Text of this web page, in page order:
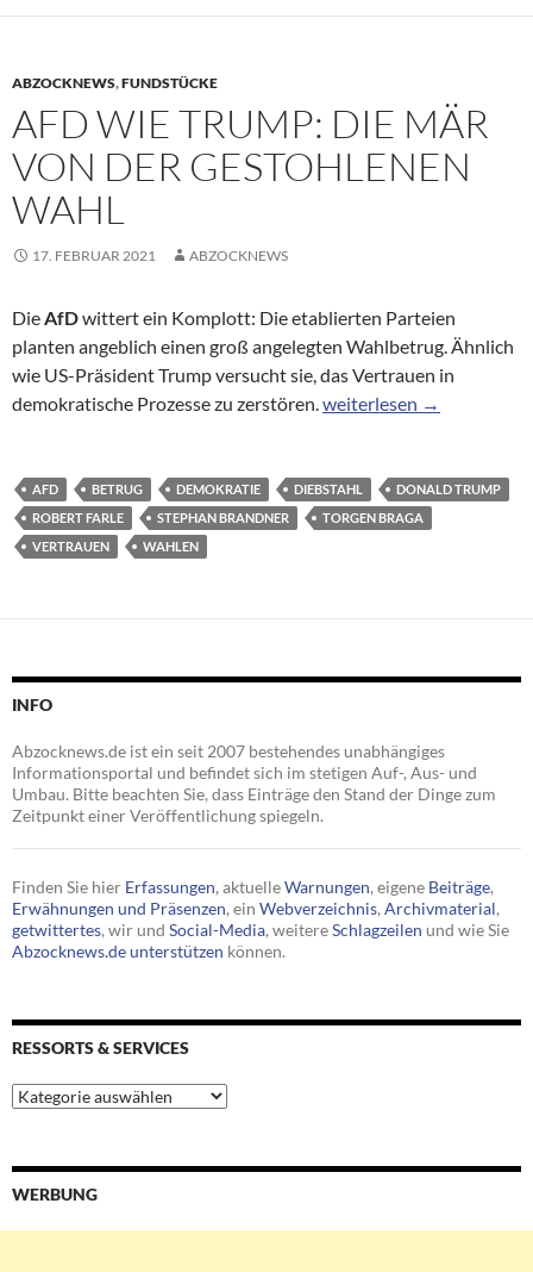
ABZOCKNEWS,FUNDSTÜCKE
AFD WIE TRUMP: DIE MÄR
VON DER GESTOHLENEN
WAHL
17. FEBRUAR 2021 ABZOCKNEWS
DieAfDwittert ein Komplott: Die etablierten Parteien
planten angeblich einen groß angelegten Wahlbetrug. Ähnlich
wie US-Präsident Trump versucht sie, das Vertrauen in
demokratische Prozesse zu zerstören.AfD wie Trump: Die Mär
weiterlesen →
AFD BETRUG DEMOKRATIE DIEBSTAHL
DONALD TRUMP
ROBERT FARLE
STEPHAN BRANDNER
TORGEN BRAGA
VERTRAUEN
WAHLEN
INFO
Abzocknews.de ist ein seit 2007 bestehendes unabhängiges
Informationsportal und befindet sich im stetigen Auf-, Aus- und
Umbau. Bitte beachten Sie, dass Einträge den Stand der Dinge zum
Zeitpunkt einer Veröffentlichung spiegeln.
Finden Sie hier Erfassungen, aktuelleWarnungen, eigene Beiträge,
Erwähnungen und Präsenzen, ein Webverzeichnis, Archivmaterial,
getwittertes, wir und Social-Media, weitereSchlagzeilen und wie Sie
Abzocknews.de unterstützen können.
RESSORTS & SERVICES
Ressorts
&
WERBUNG